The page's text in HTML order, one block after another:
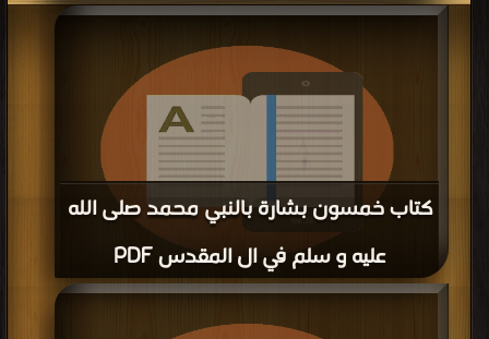
كتاب خمسون بشارة بالنبي محمد صلى الله
عليه و سلم في ال المقدس PDF
قراءة و تحميل كتاب كتاب خمسون بشارة بالنبي محمد صلى الله عليه و سلم في ال
كتب في لينكات مباشرة